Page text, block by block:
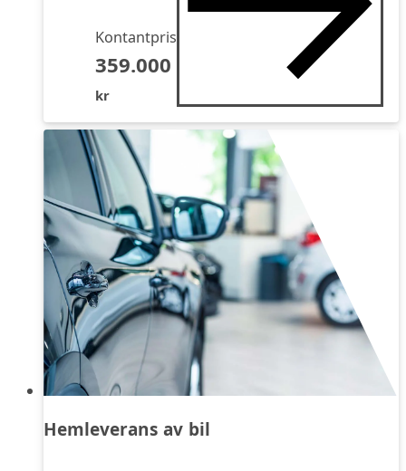
Kontantpris
359.000
kr
Hemleverans av bil